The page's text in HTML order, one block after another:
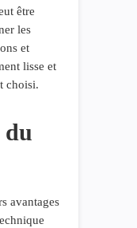
être
les
et
lisse et
choisi.
du
avantages